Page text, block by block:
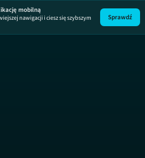
Uwaga!
mobilną
nawigacji i ciesz się szybszym
Sprawdź